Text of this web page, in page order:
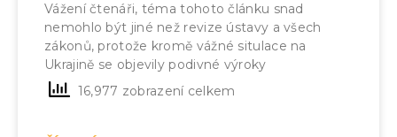
Vážení čtenáři, téma tohoto článku snad
nemohlo být jiné než revize ústavy a všech
zákonů, protože kromě vážné situlace na
Ukrajině se objevily podivné výroky
16,977 zobrazení celkem